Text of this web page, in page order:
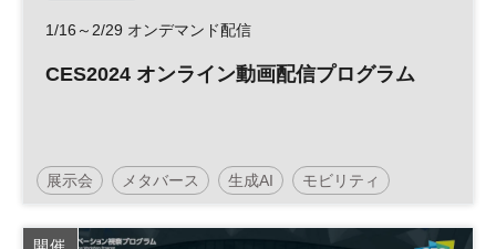
1/16～2/29 オンデマンド配信
CES2024 オンライン動画配信プログラム
展示会 メタバース 生成AI モビリティ
人工知能 テクノロジー CES スタートアップ
開催